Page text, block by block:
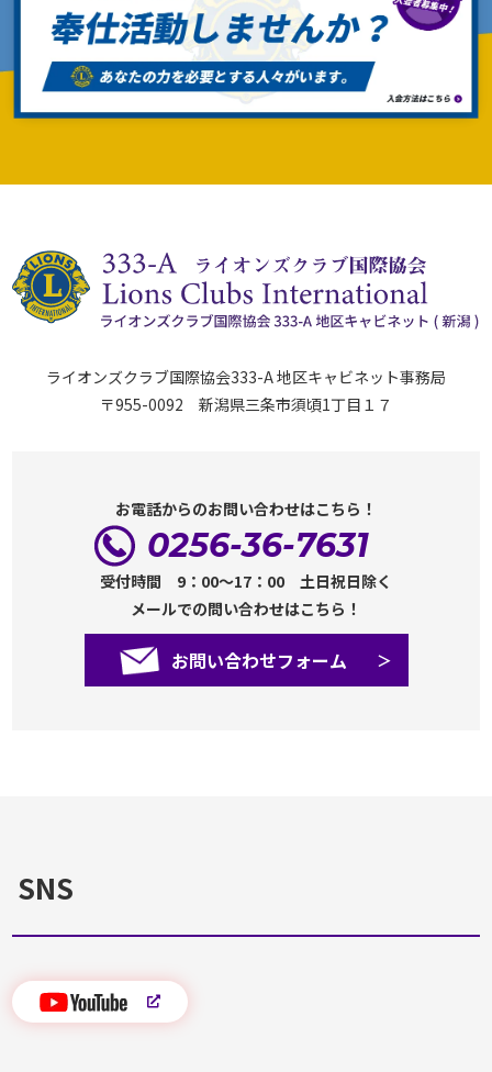
ライオンズクラブ国際協会333-A 地区キャビネット事務局
〒955-0092 新潟県三条市須頃1丁目１７
お電話からのお問い合わせはこちら！
0256-36-7631
受付時間 9：00～17：00 土日祝日除く
メールでの問い合わせはこちら！
お問い合わせフォーム
SNS